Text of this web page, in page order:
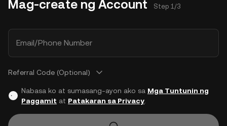
Mag-create ng Account Step 1/3
Email/Phone Number
Referral Code (Optional)
Nabasa ko at sumasang-ayon ako sa Mga Tuntunin ng
Paggamit at Patakaran sa Privacy.